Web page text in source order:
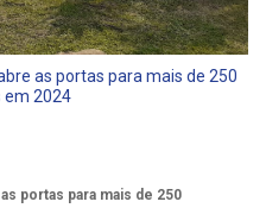
as portas para mais de 250
em 2024
portas para mais de 250